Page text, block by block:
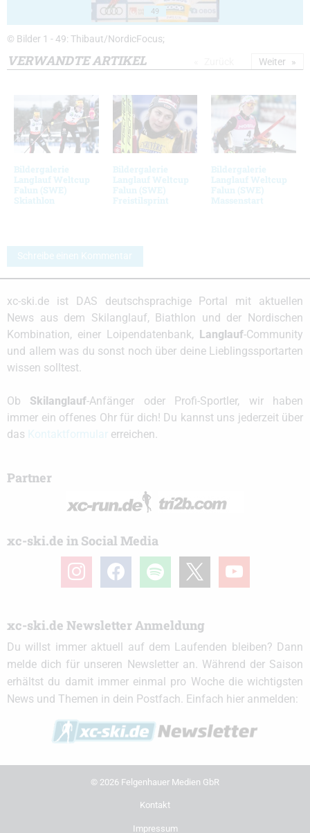
49
© Bilder 1 - 49: Thibaut/NordicFocus;
VERWANDTE ARTIKEL
Bildergalerie
Langlauf Weltcup
Falun (SWE)
Skiathlon
Bildergalerie
Langlauf Weltcup
Falun (SWE)
Freistilsprint
Bildergalerie
Langlauf Weltcup
Falun (SWE)
Massenstart
Weiter
Schreibe einen Kommentar
xc-ski.de ist DAS deutschsprachige Portal mit aktuellen
News aus dem Skilanglauf, Biathlon und der Nordischen
Kombination, einer Loipendatenbank,
Langlauf-Community
und allem was du sonst noch über deine Lieblingssportarten
wissen solltest.
Ob Skilanglauf-Anfänger oder Profi-Sportler, wir haben
immer ein offenes Ohr für dich! Du kannst uns jederzeit über
das
erreichen.
Partner
xc-ski.de in Social Media
instagramfacebook spotify youtube
xc-ski.de Newsletter Anmeldung
Du willst immer aktuell auf dem Laufenden bleiben? Dann
melde dich für unseren Newsletter an. Während der Saison
erhältst du damit immer einmal pro Woche die wichtigsten
News und Themen in dein Postfach. Einfach hier anmelden:
© 2026 Felgenhauer Medien GbR
Kontakt
Impressum